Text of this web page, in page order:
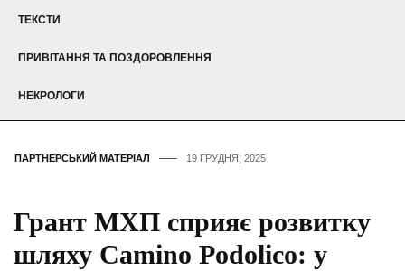
ТЕКСТИ
ПРИВІТАННЯ ТА ПОЗДОРОВЛЕННЯ
НЕКРОЛОГИ
ПАРТНЕРСЬКИЙ МАТЕРІАЛ 19 ГРУДНЯ, 2025
Грант МХП сприяє розвитку
шляху Camino Podolico: у